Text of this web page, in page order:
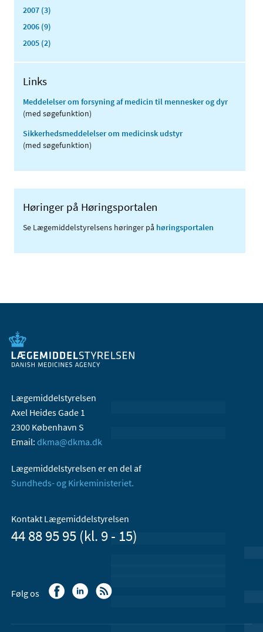
2007 (3)
2006 (9)
2005 (2)
Links
Meddelelser om forsyning af medicin til mennesker og dyr
(med søgefunktion)
Sikkerhedsmeddelelser om medicinsk udstyr
(med søgefunktion)
Høringer på Høringsportalen
Se Lægemiddelstyrelsens høringer på høringsportalen
Lægemiddelstyrelsen
Axel Heides Gade 1
2300 København S
Email: dkma@dkma.dk
Lægemiddelstyrelsen er en del af
Sundheds- og Kirkeministeriet.
Kontakt Lægemiddelstyrelsen
44 88 95 95 (kl. 9 - 15)
Følg os